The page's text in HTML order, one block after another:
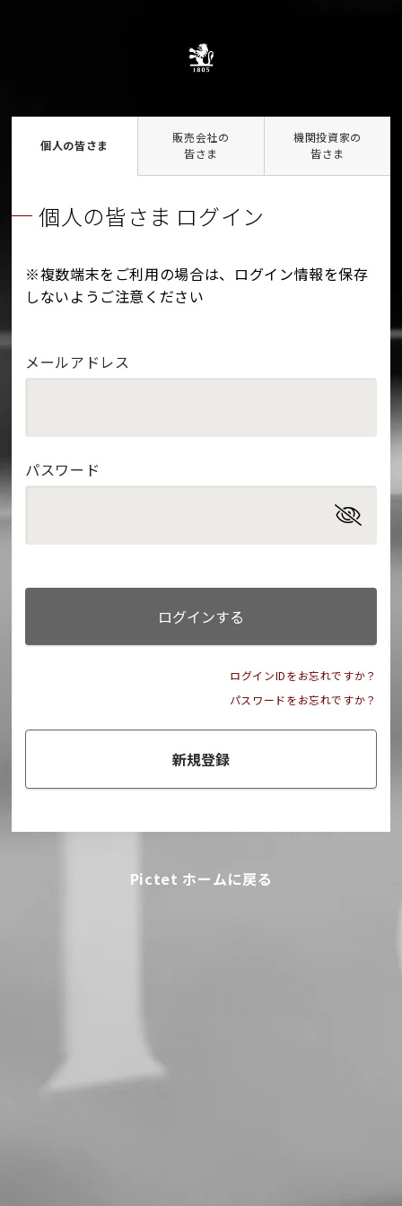
個人の皆さま
販売会社の
皆さま
機関投資家の
皆さま
個人の皆さま ログイン
※複数端末をご利用の場合は、ログイン情報を保存
しないようご注意ください
メールアドレス
パスワード
ログインする
ログインIDをお忘れですか？
パスワードをお忘れですか？
新規登録
Pictet ホームに戻る